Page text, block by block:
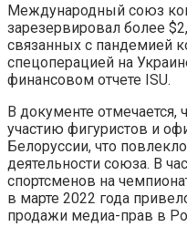
Международный союз
зарезервировал более
связанных с пандемией
спецоперацией на
финансовом отчете ISU.
В документе отмечается,
участию фигуристов и
Белоруссии, что
деятельности союза. В
спортсменов на
в марте 2022 года
продажи медиа-прав в